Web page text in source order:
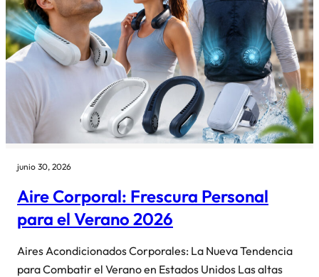
junio 30, 2026
Aire Corporal: Frescura Personal
para el Verano 2026
Aires Acondicionados Corporales: La Nueva Tendencia
para Combatir el Verano en Estados Unidos Las altas